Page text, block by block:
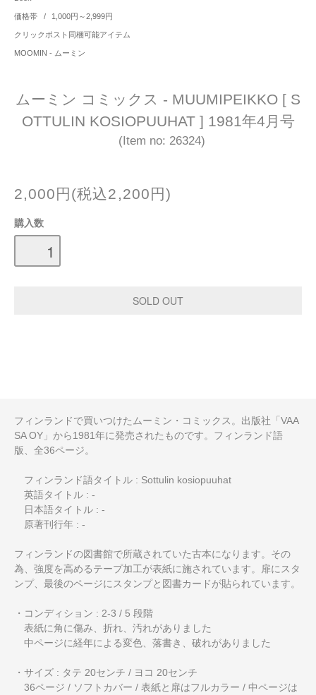
価格帯 / 1,000円～2,999円
クリックポスト同梱可能アイテム
MOOMIN - ムーミン
ムーミン コミックス - MUUMIPEIKKO [ S
OTTULIN KOSIOPUUHAT ] 1981年4月号
(Item no: 26324)
2,000円(税込2,200円)
購入数
フィンランドで買いつけたムーミン・コミックス。出版社「VAA
SA OY」から1981年に発売されたものです。フィンランド語
版、全36ページ。
フィンランド語タイトル : Sottulin kosiopuuhat
英語タイトル : -
日本語タイトル : -
原著刊行年 : -
フィンランドの図書館で所蔵されていた古本になります。その
為、強度を高めるテープ加工が表紙に施されています。扉にスタ
ンプ、最後のページにスタンプと図書カードが貼られています。
・コンディション : 2-3 / 5 段階
表紙に角に傷み、折れ、汚れがありました
中ページに経年による変色、落書き、破れがありました
・サイズ : タテ 20センチ / ヨコ 20センチ
36ページ / ソフトカバー / 表紙と扉はフルカラー / 中ページは